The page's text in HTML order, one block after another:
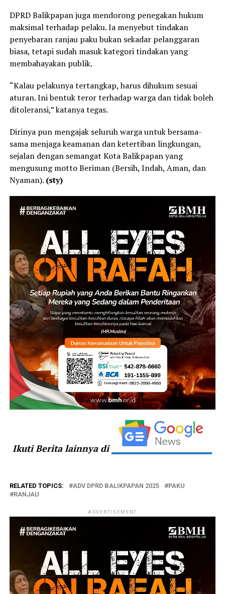
DPRD Balikpapan juga mendorong penegakan hukum
maksimal terhadap pelaku. Ia menyebut tindakan
penyebaran ranjau paku bukan sekadar pelanggaran
biasa, tetapi sudah masuk kategori tindakan yang
membahayakan publik.
“Kalau pelakunya tertangkap, harus dihukum sesuai
aturan. Ini bentuk teror terhadap warga dan tidak boleh
ditoleransi,” katanya tegas.
Dirinya pun mengajak seluruh warga untuk bersama-
sama menjaga keamanan dan ketertiban lingkungan,
sejalan dengan semangat Kota Balikpapan yang
mengusung motto Beriman (Bersih, Indah, Aman, dan
Nyaman). (sty)
Ikuti Berita lainnya di
RELATED TOPICS: ADV DPRD BALIKPAPAN 2025
PAKU
RANJAU
ADVERTISEMENT